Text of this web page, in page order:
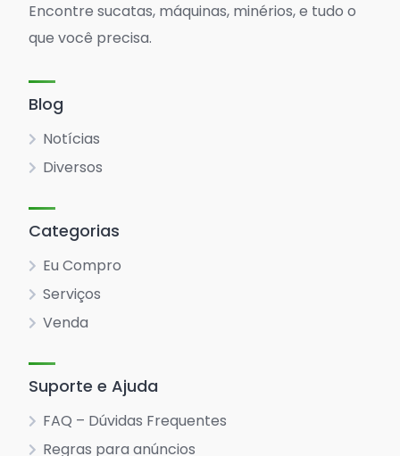
Encontre sucatas, máquinas, minérios, e tudo o
que você precisa.
Blog
Notícias
Diversos
Categorias
Eu Compro
Serviços
Venda
Suporte e Ajuda
FAQ – Dúvidas Frequentes
Regras para anúncios